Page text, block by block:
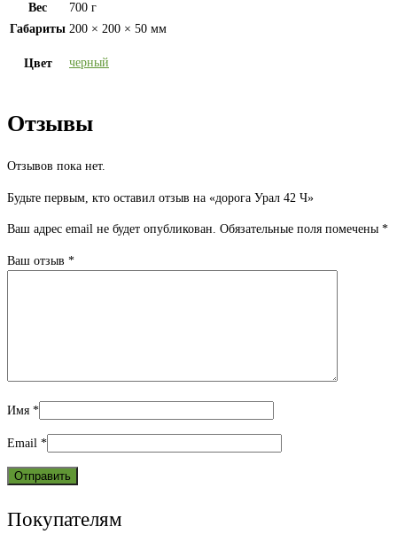
Вес
700 г
Габариты 200 × 200 × 50 мм
Цвет черный
Отзывы
Отзывов пока нет.
Будьте первым, кто оставил отзыв на «дорога Урал 42 Ч»
Ваш адрес email не будет опубликован. Обязательные поля помечены *
Ваш отзыв *
Имя *
Email *
Покупателям